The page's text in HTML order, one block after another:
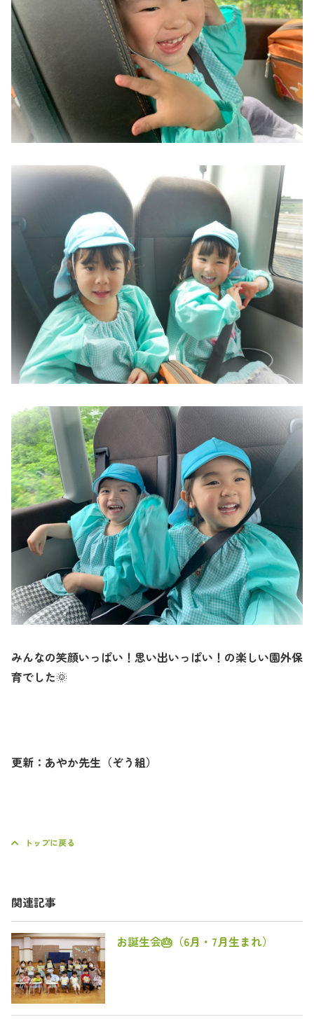
みんなの笑顔いっぱい！思い出いっぱい！の楽しい園外保
育でした🌞
更新：あやか先生（ぞう組）
トップに戻る
関連記事
お誕生会🎂（6月・7月生まれ）